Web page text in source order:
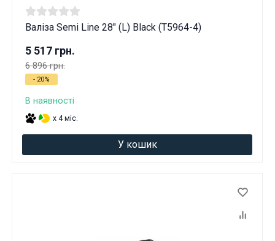
Валіза Semi Line 28" (L) Black (T5964-4)
5 517 грн.
6 896 грн.
- 20%
В наявності
x 4 міс.
У кошик